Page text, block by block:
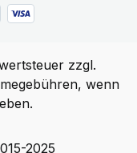
zzgl.
wenn
2025